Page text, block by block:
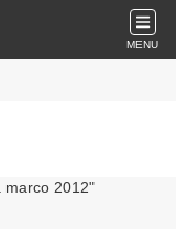
MENU